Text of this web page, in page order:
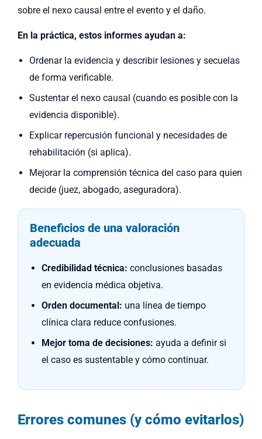
sobre el nexo causal entre el evento y el daño.
En la práctica, estos informes ayudan a:
Ordenar la evidencia y describir lesiones y secuelas
de forma verificable.
Sustentar el nexo causal (cuando es posible con la
evidencia disponible).
Explicar repercusión funcional y necesidades de
rehabilitación (si aplica).
Mejorar la comprensión técnica del caso para quien
decide (juez, abogado, aseguradora).
Beneficios de una valoración
adecuada
Credibilidad técnica: conclusiones basadas
en evidencia médica objetiva.
Orden documental: una línea de tiempo
clínica clara reduce confusiones.
Mejor toma de decisiones: ayuda a definir si
el caso es sustentable y cómo continuar.
Errores comunes (y cómo evitarlos)